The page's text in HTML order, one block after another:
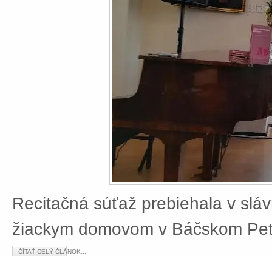
Recitačná súťaž prebiehala v
žiackym domovom v Báčskom
ČÍTAŤ CELÝ ČLÁNOK...